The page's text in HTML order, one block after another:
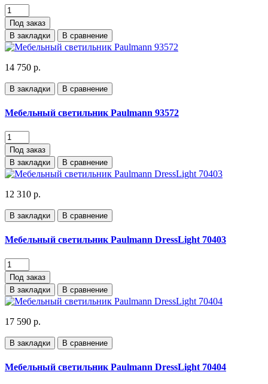
Под заказ
В закладки
В сравнение
14 750 р.
В закладки В сравнение
Мебельный светильник Paulmann 93572
Под заказ
В закладки
В сравнение
12 310 р.
В закладки В сравнение
Мебельный светильник Paulmann DressLight 70403
Под заказ
В закладки
В сравнение
17 590 р.
В закладки В сравнение
Мебельный светильник Paulmann DressLight 70404